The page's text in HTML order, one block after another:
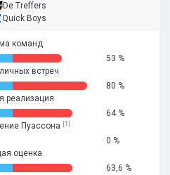
De Treffers
Quick Boys
команд
53 %
встреч
80 %
реализация
64 %
Пуассона
[1]
0 %
оценка
63,6 %